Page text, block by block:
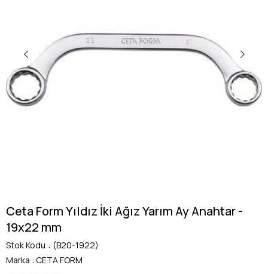
Ceta Form Yıldız İki Ağız Yarım Ay Anahtar -
19x22 mm
Stok Kodu
(B20-1922)
Marka : CETA FORM